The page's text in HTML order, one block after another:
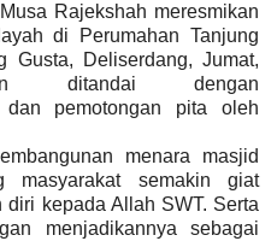
Rajekshah meresmikan
di Perumahan Tanjung
Gusta, Deliserdang, Jumat,
ditandai dengan
dan pemotongan pita oleh
menara masjid
masyarakat semakin giat
diri kepada Allah SWT. Serta
menjadikannya sebagai